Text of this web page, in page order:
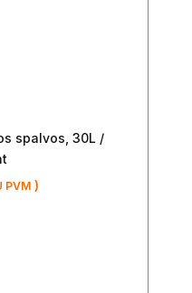
spalvos, 30L /
PVM )